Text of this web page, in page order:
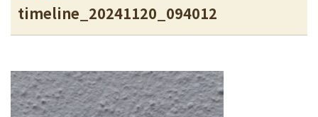
timeline_20241120_094012